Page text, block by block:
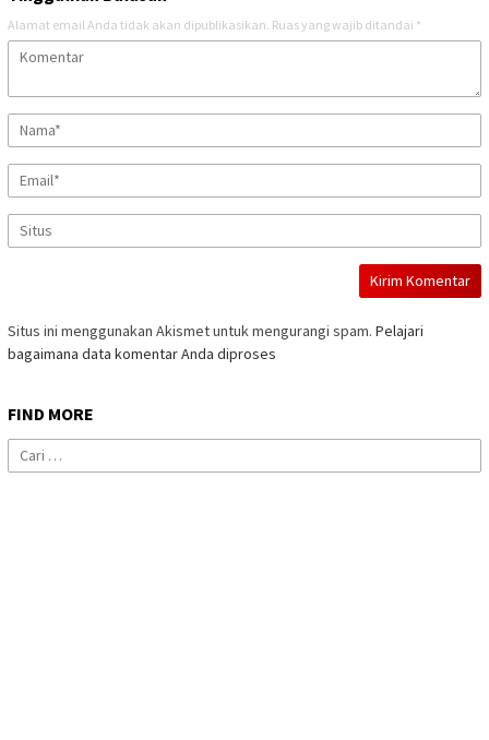
Alamat email Anda tidak akan dipublikasikan. Ruas yang wajib ditandai *
Situs ini menggunakan Akismet untuk mengurangi spam. Pelajari
bagaimana data komentar Anda diproses
FIND MORE
Cari
untuk: